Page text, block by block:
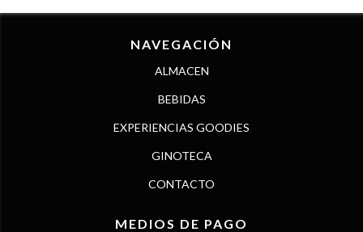
NAVEGACIÓN
ALMACEN
BEBIDAS
EXPERIENCIAS GOODIES
GINOTECA
CONTACTO
MEDIOS DE PAGO